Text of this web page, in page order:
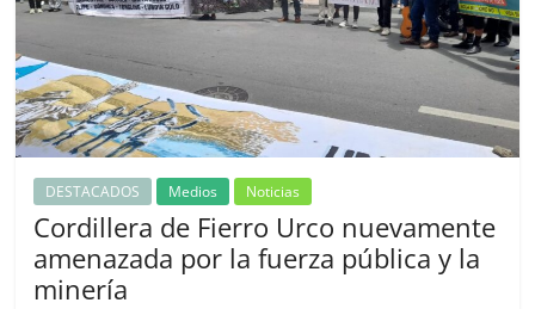
DESTACADOS Medios Noticias
Cordillera de Fierro Urco nuevamente
amenazada por la fuerza pública y la
minería